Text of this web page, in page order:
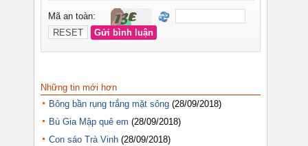
Những tin mới hơn
Bông bần rụng trắng mặt sông (28/09/2018)
Bù Gia Mập quê em (28/09/2018)
Con sáo Trà Vinh (28/09/2018)